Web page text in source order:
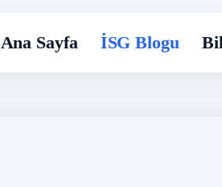
Ana Sayfa İSG Blogu